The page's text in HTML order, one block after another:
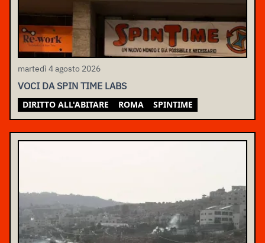
martedì 4 agosto 2026
VOCI DA SPIN TIME LABS
DIRITTO ALL'ABITARE ROMA SPINTIME